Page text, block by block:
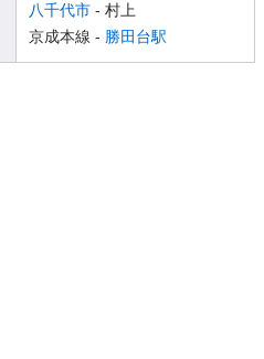
八千代市 - 村上
京成本線 - 勝田台駅